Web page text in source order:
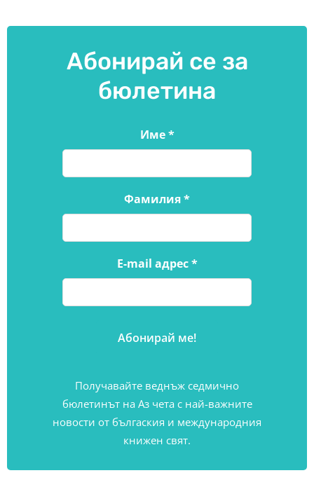
Абонирай се за
бюлетина
Име*
Фамилия*
E-mail адрес*
Получавайте веднъж седмично
бюлетинът на Аз чета с най-важните
новости от бългаския и международния
книжен свят.